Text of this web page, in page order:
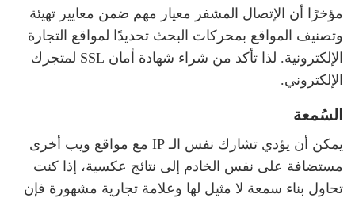
مؤخرًا أن الإتصال المشفر معيار مهم ضمن معايير تهيئة
وتصنيف المواقع بمحركات البحث تحديدًا لمواقع التجارة
الإلكترونية. لذا تأكد من شراء شهادة أمان SSL لمتجرك
الإلكتروني.
السُمعة
يمكن أن يؤدي تشارك نفس الـ IP مع مواقع ويب أخرى
مستضافة على نفس الخادم إلى نتائج عكسية، إذا كنت
تحاول بناء سمعة لا مثيل لها وعلامة تجارية مشهورة فإن